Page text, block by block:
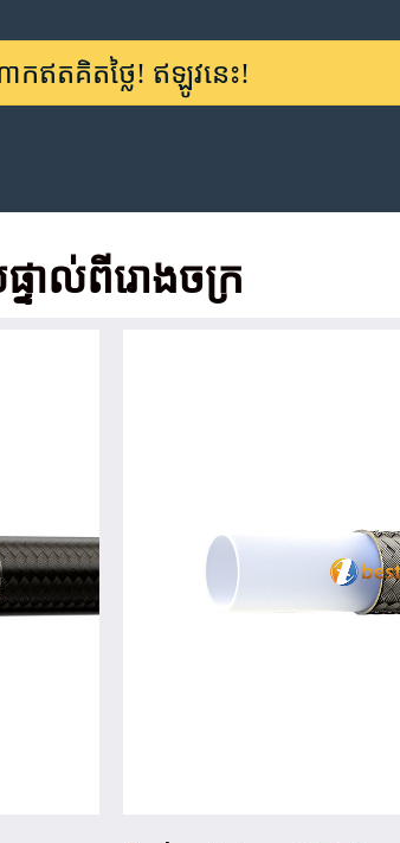
ឥតគិតថ្លៃ! ឥឡូវនេះ!
ាល់ពីរោងចក្រ